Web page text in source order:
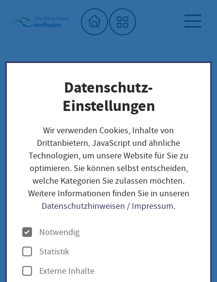
Startseite"
Stadtbücherei
Saatgutbibliothek
Unser Saatgut: Aussaat - Ernte -
Samengewinnung
Kohl und Körner
GRÜNKOHL
GRÜNKOHL
Niedriger grüner Krauser /
var. Sabellica
Datenschutz-
Einstellungen
Wir verwenden Cookies, Inhalte von
Drittanbietern, JavaScript und ähnliche
Technologien, um unsere Website für Sie zu
optimieren. Sie können selbst entscheiden,
welche Kategorien Sie zulassen möchten.
Weitere Informationen finden Sie in unseren
Datenschutzhinweisen / Impressum.
O
p
t
i
Notwendig
Statistik
Externe Inhalte